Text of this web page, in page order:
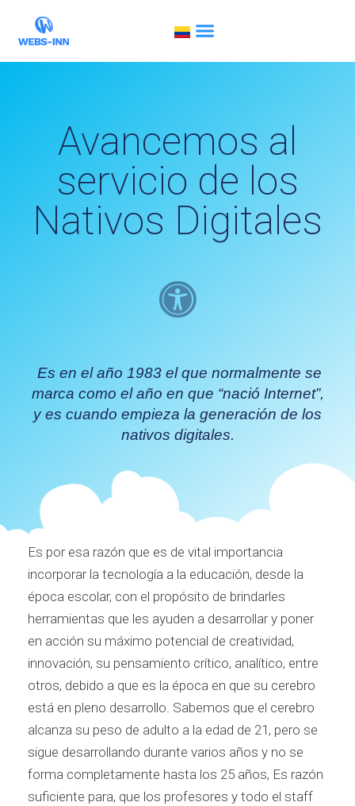
Avancemos al
servicio de los
Nativos Digitales
Es en el año 1983 el que normalmente se
marca como el año en que “nació Internet”,
y es cuando empieza la generación de los
nativos digitales.
Es por esa razón que es de vital importancia
incorporar la tecnología a la educación, desde la
época escolar, con el propósito de brindarles
herramientas que les ayuden a desarrollar y poner
en acción su máximo potencial de creatividad,
innovación, su pensamiento crítico, analítico, entre
otros, debido a que es la época en que su cerebro
está en pleno desarrollo. Sabemos que el cerebro
alcanza su peso de adulto a la edad de 21, pero se
sigue desarrollando durante varios años y no se
forma completamente hasta los 25 años, Es razón
suficiente para, que los profesores y todo el staff